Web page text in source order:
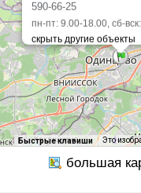
590-66-25
пн-пт: 9.00-18.00, сб-
Быстрые клавиши Это